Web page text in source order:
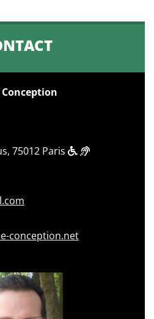
75012 Paris
conception.net